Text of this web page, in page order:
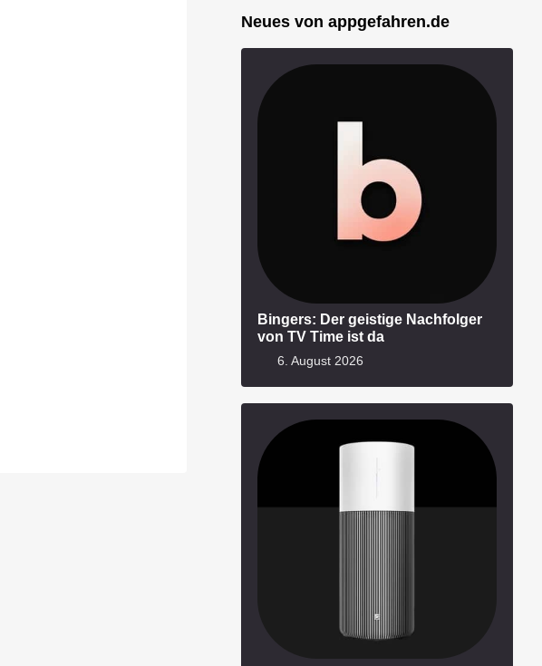
Neues von appgefahren.de
Bingers: Der geistige Nachfolger
von TV Time ist da
6. August 2026